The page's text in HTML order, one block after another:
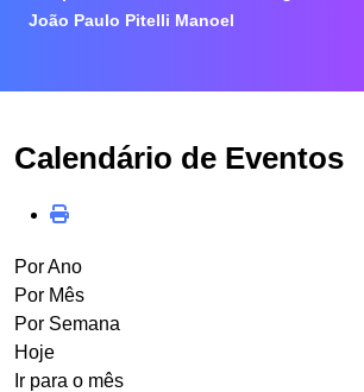
João Paulo Pitelli Manoel
Calendário de Eventos
Por Ano
Por Mês
Por Semana
Hoje
Ir para o mês